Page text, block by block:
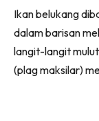
Ikan belukang
dalam barisan
langit-langit
(plag maksilar)